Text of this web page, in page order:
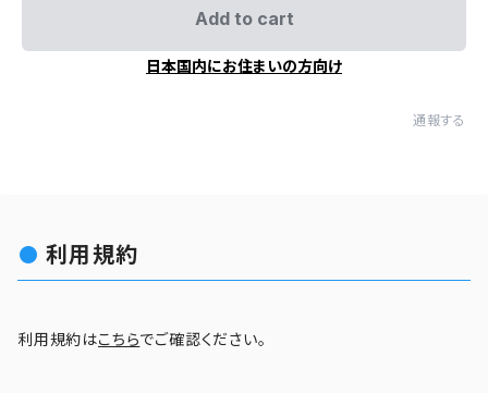
Add to cart
日本国内にお住まいの方向け
通報する
利用規約
利用規約はこちらでご確認ください。